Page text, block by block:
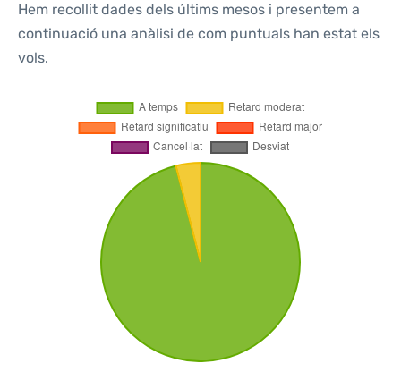
Hem recollit dades dels últims mesos i presentem a
continuació una anàlisi de com puntuals han estat els
vols.